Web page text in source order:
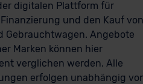
digitalen Plattform für
und den Kauf von
Gebrauchtwagen. Angebote
Marken können hier
verglichen werden. Alle
erfolgen unabhängig